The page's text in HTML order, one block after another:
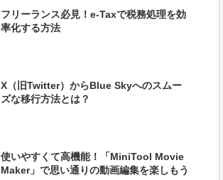
フリーランス必見！e-Taxで税務処理を効
率化する方法
X（旧Twitter）からBlue Skyへのスムー
ズな移行方法とは？
使いやすくて高機能！「MiniTool Movie
Maker」で思い通りの動画編集を楽しもう